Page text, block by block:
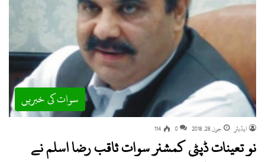
سوات کی خبریں
ایڈیٹر جون 28, 2018 0
114
نو تعینات ڈپٹی کمشنر سوات ثاقب رضا اسلم نے